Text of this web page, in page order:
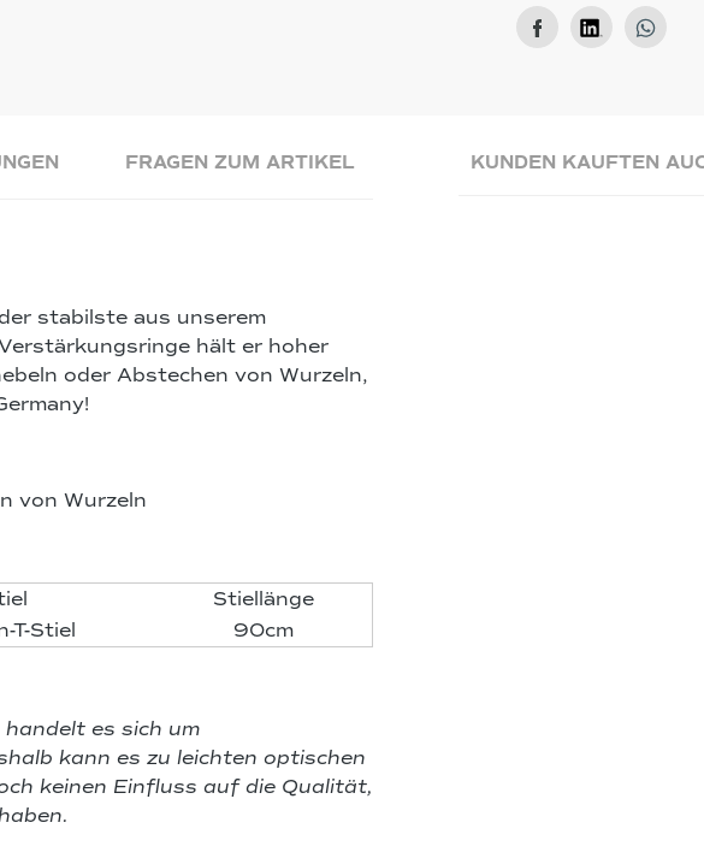
FRAGEN ZUM ARTIKEL
stabilste aus unserem
hält er hoher
oder Abstechen von Wurzeln,
von Wurzeln
Stiellänge
T-Stiel 90cm
handelt es sich um
kann es zu leichten optischen
keinen Einfluss auf die Qualität,
KUNDEN KAUFTEN